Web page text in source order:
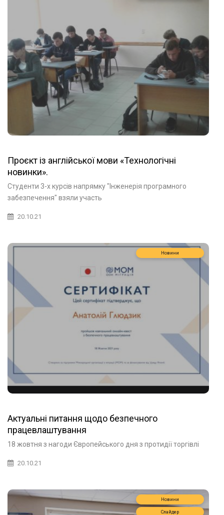
Проєкт із англійської мови «Технологічні
новинки».
Студенти 3-х курсів напрямку "Інженерія програмного
забезпечення" взяли участь
20.10.21
Новини
Актуальні питання щодо безпечного
працевлаштування
18 жовтня з нагоди Європейського дня з протидії торгівлі
20.10.21
Новини
Слайдер